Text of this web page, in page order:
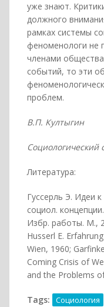
уже знают.
должного
рамках системы
феноменологи не
членами
событий, то эти
проблем.
В.П. Култыгин
Литература:
Гуссерль Э. Идеи
социол.
Избр. работы. М.,
Husserl Е.
Wien, 1960;
Coming Crisis of
and the Problems
Tags: Социология